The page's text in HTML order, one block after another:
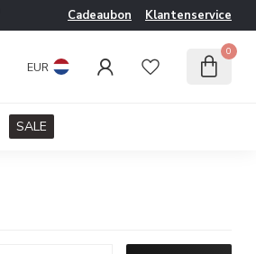
Cadeaubon Klantenservice
EUR
0
SALE